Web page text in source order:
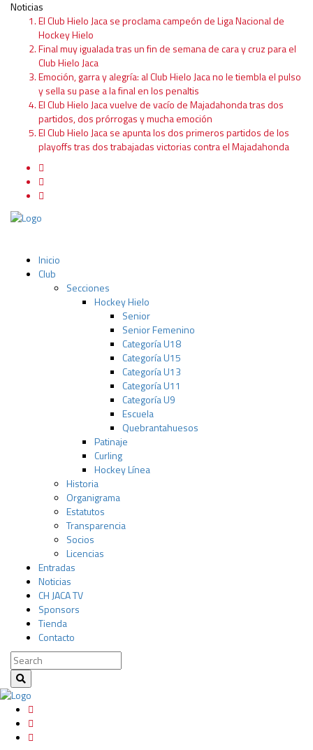
Noticias
El Club Hielo Jaca se proclama campeón de Liga Nacional de
Hockey Hielo
Final muy igualada tras un fin de semana de cara y cruz para el
Club Hielo Jaca
Emoción, garra y alegría: al Club Hielo Jaca no le tiembla el pulso
y sella su pase a la final en los penaltis
El Club Hielo Jaca vuelve de vacío de Majadahonda tras dos
partidos, dos prórrogas y mucha emoción
El Club Hielo Jaca se apunta los dos primeros partidos de los
playoffs tras dos trabajadas victorias contra el Majadahonda
Inicio
Club
Secciones
Hockey Hielo
Senior
Senior Femenino
Categoría U18
Categoría U15
Categoría U13
Categoría U11
Categoría U9
Escuela
Quebrantahuesos
Patinaje
Curling
Hockey Línea
Historia
Organigrama
Estatutos
Transparencia
Socios
Licencias
Entradas
Noticias
CH JACA TV
Sponsors
Tienda
Contacto